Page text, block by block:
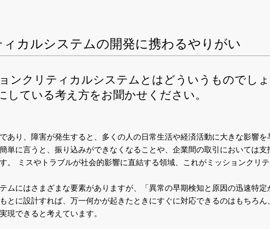
カルシステムの開発に携わるやりがい
ンクリティカルシステムとはどういうものでし
している考え方をお聞かせください。
あり、障害が発生すると、多くの人の日常生活や経済活動に大きな影響
単に言うと、振り込みができなくなることや、企業間の取引においては
。
ミスやトラブルが社会的影響に直結する領域、これがミッションクリテ
ムにはさまざまな要素がありますが、「異常の早期検知と原因の迅速特
とに設計すれば、万一何かが起きたときにすぐに対応できるのはもちろ
現できると考えています。